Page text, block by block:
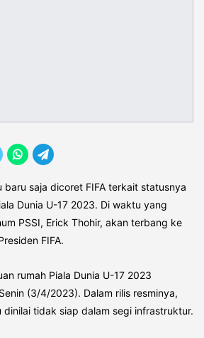
baru saja dicoret FIFA terkait statusnya
Dunia U-17 2023. Di waktu yang
PSSI, Erick Thohir, akan terbang ke
FIFA.
rumah Piala Dunia U-17 2023
(3/4/2023). Dalam rilis resminya,
dinilai tidak siap dalam segi infrastruktur.